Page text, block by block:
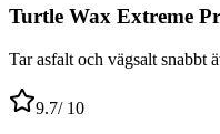
Turtle Wax Extreme
Tar asfalt och vägsalt snabbt
9.7/ 10